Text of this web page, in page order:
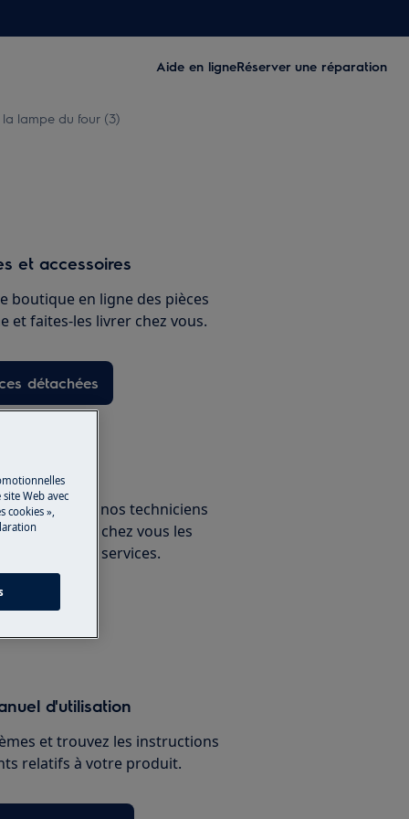
Aide en ligneRéserver une réparation
lampe du four (3)
et accessoires
boutique en ligne des pièces
et faites-les livrer chez vous.
détachées
expert
avec un de nos techniciens
découvrez chez vous les
de nos services.
d'utilisation
et trouvez les instructions
relatifs à votre produit.
Web avec
cookies »,